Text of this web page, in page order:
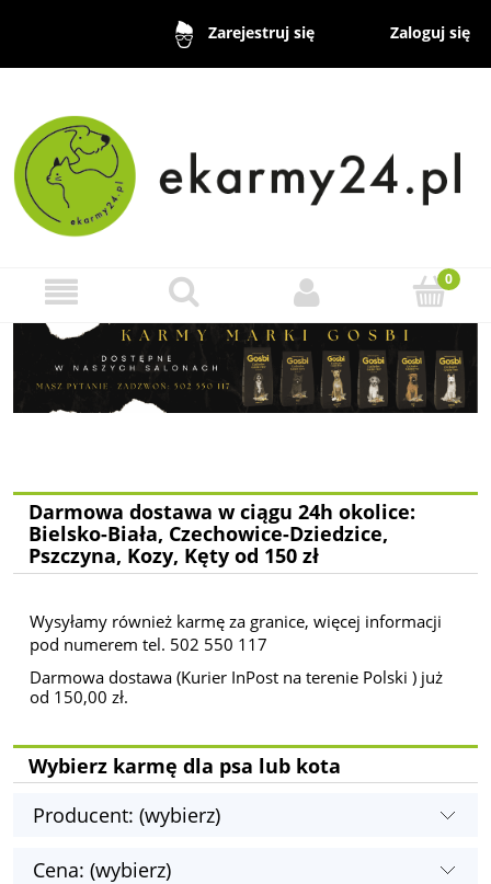
Zarejestruj się Zaloguj się
Darmowa dostawa w ciągu 24h okolice:
Bielsko-Biała, Czechowice-Dziedzice,
Pszczyna, Kozy, Kęty od 150 zł
Wysyłamy również karmę za granice, więcej informacji
pod numerem tel. 502 550 117
Darmowa dostawa (Kurier InPost na terenie Polski ) już
od 150,00 zł.
Wybierz karmę dla psa lub kota
Producent: (wybierz)
Cena: (wybierz)